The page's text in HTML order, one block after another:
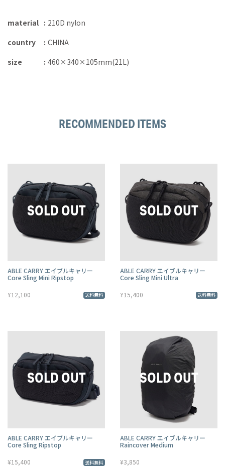
material
210D nylon
country
CHINA
size
460×340×105mm(21L)
RECOMMENDED ITEMS
ABLE CARRY エイブルキャリー
Core Sling Mini Ripstop
¥12,100 送料無料
ABLE CARRY エイブルキャリー
Core Sling Mini Ultra
¥15,400 送料無料
ABLE CARRY エイブルキャリー
Core Sling Ripstop
¥15,400 送料無料
ABLE CARRY エイブルキャリー
Raincover Medium
¥3,850